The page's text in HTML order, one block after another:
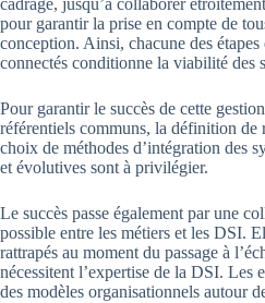
cadrage, jusqu’à collaborer
pour garantir la prise en compte de
conception. Ainsi, chacune des
connectés conditionne la viabilité des
Pour garantir le succès de cette
référentiels communs, la définition de
choix de méthodes d’intégration des
et évolutives sont à privilégier.
Le succès passe également par une
possible entre les métiers et les DSI.
rattrapés au moment du passage à
nécessitent l’expertise de la DSI. Les
des modèles organisationnels autour